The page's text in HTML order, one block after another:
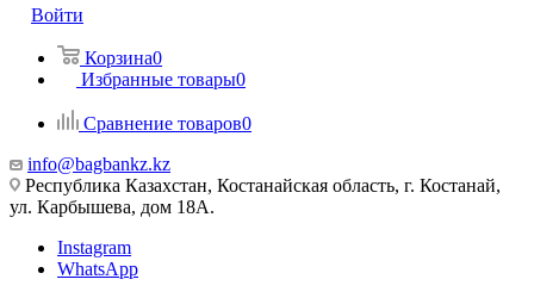
Войти
Корзина0
Избранные товары0
Сравнение товаров0
info@bagbankz.kz
Республика Казахстан, Костанайская область, г. Костанай,
ул. Карбышева, дом 18А.
Instagram
WhatsApp